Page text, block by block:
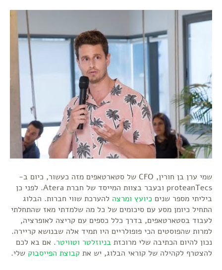
שמי ערן בן חורין, CFO של סטארטאפים מזה כעשור, כיום ב-
proteanTecs ובעבר בצוות המייסד של חברת Atera. לפני כן
ביליתי מספר שנים כיועץ ומרצה להערכת שווי חברות. הבלוג
התחיל כיומן מסע עם סיכומים של כל מה שלמדתי מאז שהתחלתי
לעבוד בסטארטאפים, בדרך כלל כספים עם קריצה לאופרציה,
למרות שהפוסטים הכי פופולריים היו תמיד אלה שבנושא קריירה.
נכון להיום הכתיבה שלי מרוכזת בניוזלטר וטוויטר. אם בא לכם
להצטרף לקהילה של קוראי הבלוג, יש את קבוצת הפייסבוק שלי.